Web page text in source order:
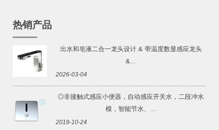
热销产品
出水和皂液二合一龙头设计 & 带温度数显感应龙头
&...
2026-03-04
◎非接触式感应小便器，自动感应开关水，二段冲水
模，智能节水、...
2019-10-24